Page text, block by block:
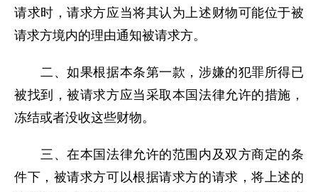
请求时，请求方应当将其认为上述财物可能位于被
请求方境内的理由通知被请求方。
二、如果根据本条第一款，涉嫌的犯罪所得已
被找到，被请求方应当采取本国法律允许的措施，
冻结或者没收这些财物。
三、在本国法律允许的范围内及双方商定的条
件下，被请求方可以根据请求方的请求，将上述的